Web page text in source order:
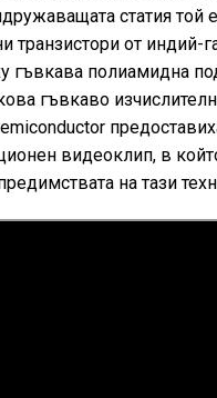
статия той
транзистори от индий-
гъвкава полиамидна
гъвкаво
видеоклип, в
на тази